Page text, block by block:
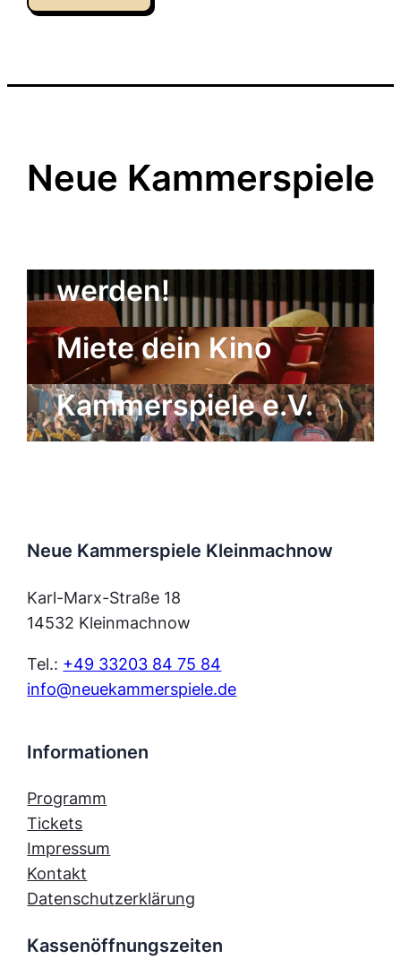
Neue Kammerspiele
werden!
Miete dein Kino
Der Freundeskreis
der Neuen
Kammerspiele e.V.
Neue Kammerspiele Kleinmachnow
Karl-Marx-Straße 18
14532 Kleinmachnow
Tel.: +49 33203 84 75 84
info@neuekammerspiele.de
Informationen
Programm
Tickets
Impressum
Kontakt
Datenschutzerklärung
Kassenöffnungszeiten